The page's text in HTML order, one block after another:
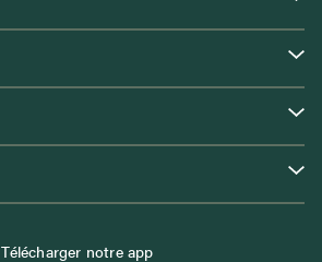
Télécharger notre app